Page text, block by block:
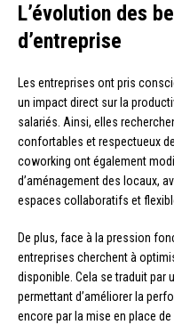
L’évolution des
d’entreprise
Les entreprises ont pris
un impact direct sur la
salariés. Ainsi, elles
confortables et respectueux
coworking ont également
d’aménagement des locaux,
espaces collaboratifs et
De plus, face à la pression
entreprises cherchent à
disponible. Cela se traduit par
permettant d’améliorer la
encore par la mise en place